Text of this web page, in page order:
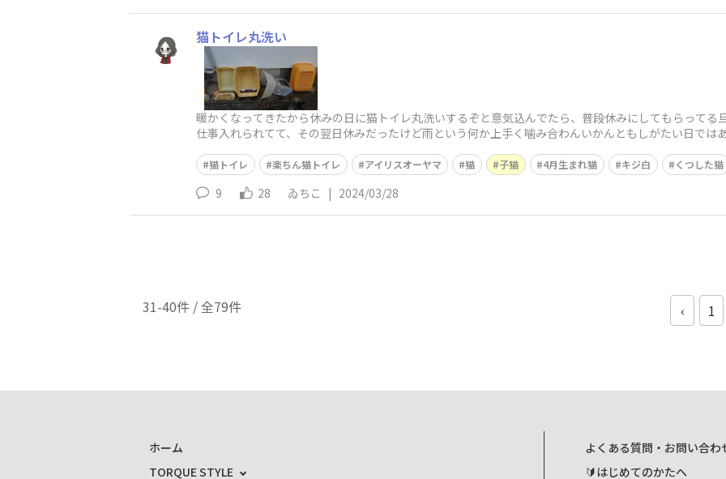
猫トイレ丸洗い
暖かくなってきたから休みの日に猫トイレ丸洗いするぞと意気込んでたら、普段休みにしてもらってる
仕事入れられてて、その翌日休みだったけど雨という何か上手く噛み合わんいかんともしがたい日では
猫トイレ 楽ちん猫トイレ アイリスオーヤマ 猫 子猫 4月生まれ猫 キジ白 くつした猫
9 28 ゐちこ | 2024/03/28
31-40件 / 全79件 ‹ 1
ホーム
TORQUE STYLE
よくある質問・お問い合わ
🔰はじめてのかたへ